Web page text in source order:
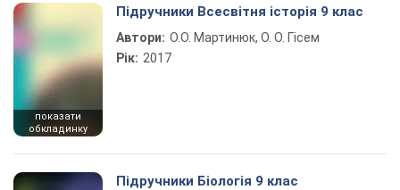
показати
обкладинку
Підручники Всесвітня історія 9 клас
Автори: О.О. Мартинюк, О. О. Гісем
Рік: 2017
Підручники Біологія 9 клас